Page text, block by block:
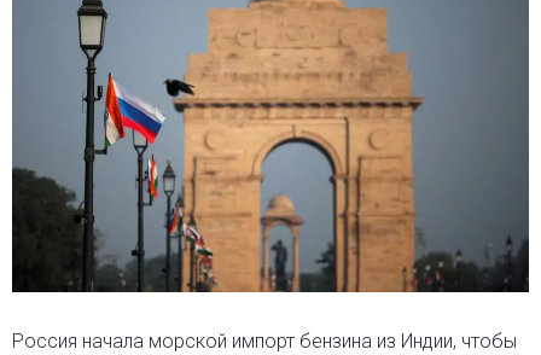
Россия начала морской импорт бензина из Индии, чтобы